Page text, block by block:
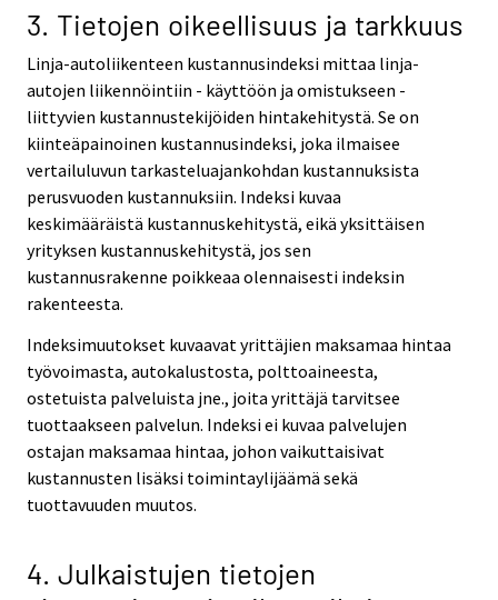
3. Tietojen oikeellisuus ja tarkkuus
Linja-autoliikenteen kustannusindeksi mittaa linja-
autojen liikennöintiin - käyttöön ja omistukseen -
liittyvien kustannustekijöiden hintakehitystä. Se on
kiinteäpainoinen kustannusindeksi, joka ilmaisee
vertailuluvun tarkasteluajankohdan kustannuksista
perusvuoden kustannuksiin. Indeksi kuvaa
keskimääräistä kustannuskehitystä, eikä yksittäisen
yrityksen kustannuskehitystä, jos sen
kustannusrakenne poikkeaa olennaisesti indeksin
rakenteesta.
Indeksimuutokset kuvaavat yrittäjien maksamaa hintaa
työvoimasta, autokalustosta, polttoaineesta,
ostetuista palveluista jne., joita yrittäjä tarvitsee
tuottaakseen palvelun. Indeksi ei kuvaa palvelujen
ostajan maksamaa hintaa, johon vaikuttaisivat
kustannusten lisäksi toimintaylijäämä sekä
tuottavuuden muutos.
4. Julkaistujen tietojen